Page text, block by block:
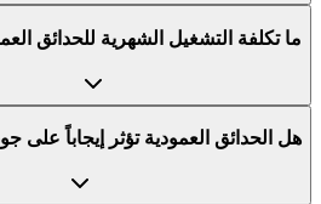
ما تكلفة التشغيل الشهرية للحدائق
هل الحدائق العمودية تؤثر إيجاباً على